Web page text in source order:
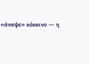
κόκκινο — η